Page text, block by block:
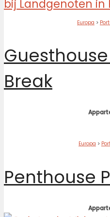
Europa >
Break
Europa >
Penthouse